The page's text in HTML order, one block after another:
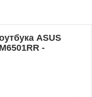
ASUS
-